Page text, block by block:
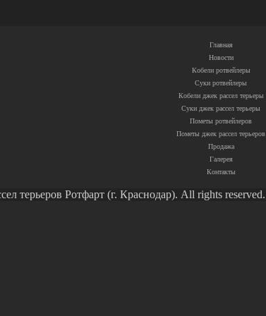
Главная
Новости
Кобели ротвейлеры
Суки ротвейлеры
Кобели джек рассел терьеры
Суки джек рассел терьеры
Пометы ротвейлеров
Пометы джек рассел терьеров
Продажа
Галерея
Контакты
терьеров Ротфарт (г. Краснодар). All rights reserved.